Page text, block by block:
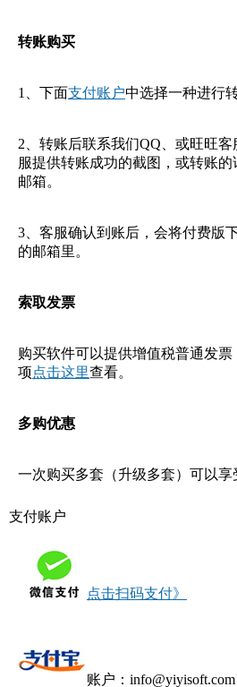
转账购买
1、下面支付账户中选择一种进行转
2、转账后联系我们QQ、或旺旺
服提供转账成功的截图，或转账
邮箱。
3、客服确认到账后，会将付费版
的邮箱里。
索取发票
购买软件可以提供增值税普通发
项点击这里查看。
多购优惠
一次购买多套（升级多套）可以享
支付账户
点击扫码支付》
账户：info@yiyisoft.com